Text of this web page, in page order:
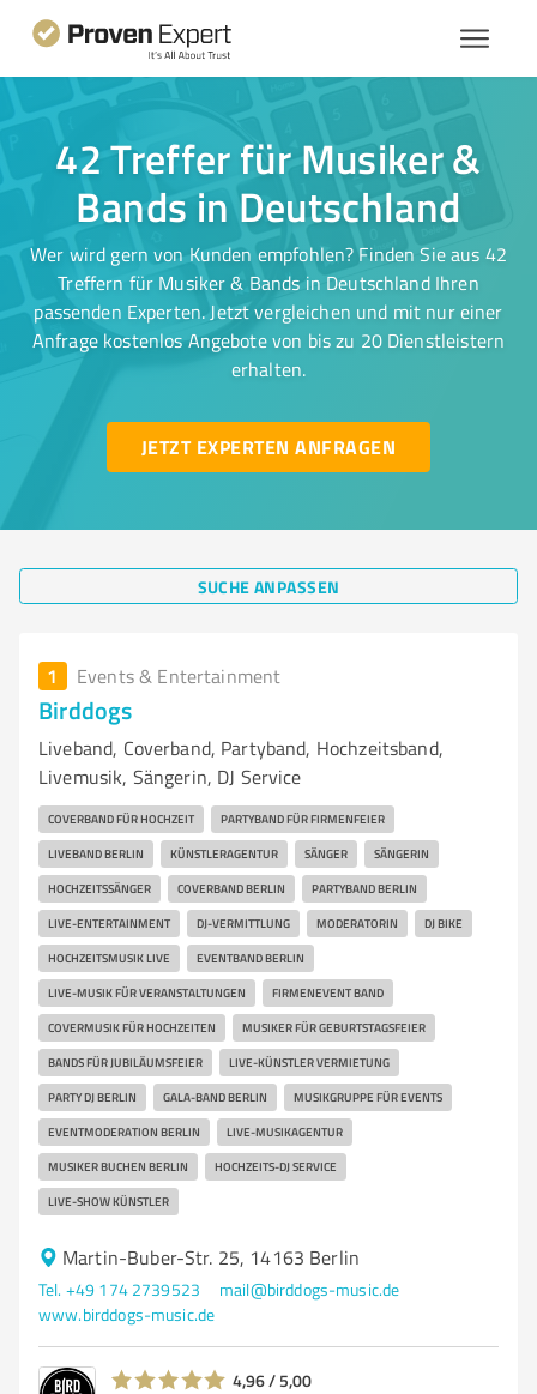
42 Treffer für Musiker &
Bands in Deutschland
Wer wird gern von Kunden empfohlen? Finden Sie aus 42
Treffern für Musiker & Bands in Deutschland Ihren
passenden Experten. Jetzt vergleichen und mit nur einer
Anfrage kostenlos Angebote von bis zu 20 Dienstleistern
erhalten.
JETZT EXPERTEN ANFRAGEN
SUCHE ANPASSEN
1 Events & Entertainment
Birddogs
Liveband, Coverband, Partyband, Hochzeitsband,
Livemusik, Sängerin, DJ Service
COVERBAND FÜR HOCHZEIT PARTYBAND FÜR FIRMENFEIER
LIVEBAND BERLIN KÜNSTLERAGENTUR SÄNGER SÄNGERIN
HOCHZEITSSÄNGER COVERBAND BERLIN PARTYBAND BERLIN
LIVE-ENTERTAINMENT DJ-VERMITTLUNG MODERATORIN DJ BIKE
HOCHZEITSMUSIK LIVE EVENTBAND BERLIN
LIVE-MUSIK FÜR VERANSTALTUNGEN FIRMENEVENT BAND
COVERMUSIK FÜR HOCHZEITEN MUSIKER FÜR GEBURTSTAGSFEIER
BANDS FÜR JUBILÄUMSFEIER LIVE-KÜNSTLER VERMIETUNG
PARTY DJ BERLIN GALA-BAND BERLIN MUSIKGRUPPE FÜR EVENTS
EVENTMODERATION BERLIN LIVE-MUSIKAGENTUR
MUSIKER BUCHEN BERLIN HOCHZEITS-DJ SERVICE
LIVE-SHOW KÜNSTLER
Martin-Buber-Str. 25, 14163 Berlin
Tel. +49 174 2739523
mail@birddogs-music.de
www.birddogs-music.de
4,96 / 5,00